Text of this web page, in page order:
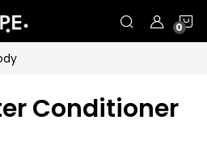
Conditioner